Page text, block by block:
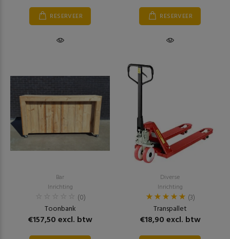
RESERVEER RESERVEER
Bar
Inrichting
(0)
Toonbank
€157,50 excl. btw
Diverse
Inrichting
(3)
Transpallet
€18,90 excl. btw